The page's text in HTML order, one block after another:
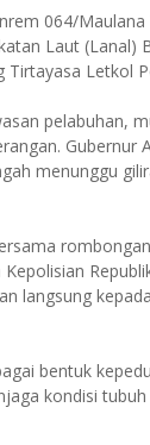
064/
Laut (Lanal)
Letkol
pelabuhan,
Gubernur
menunggu
langsung
bentuk
kondisi